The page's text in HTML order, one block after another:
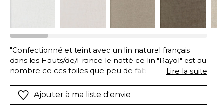
"Confectionné et teint avec un lin naturel français
dans les Hauts/de/France le natté de lin "Rayol" est au
nombre de ces toiles que peu de fabricants sont
des fils utilisés. L étoffe dont la simplicité le dispute à
la noblesse bénéficie d une finition stone wash qui lui
Lire la suite
Ajouter à ma liste d'envie